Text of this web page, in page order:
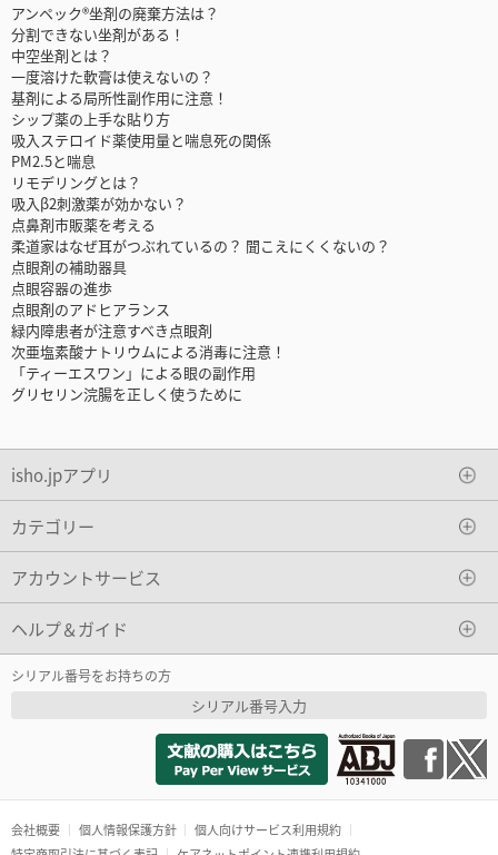
アンペック®坐剤の廃棄方法は？
分割できない坐剤がある！
中空坐剤とは？
一度溶けた軟膏は使えないの？
基剤による局所性副作用に注意！
シップ薬の上手な貼り方
吸入ステロイド薬使用量と喘息死の関係
PM2.5と喘息
リモデリングとは？
吸入β2刺激薬が効かない？
点鼻剤市販薬を考える
柔道家はなぜ耳がつぶれているの？ 聞こえにくくないの？
点眼剤の補助器具
点眼容器の進歩
点眼剤のアドヒアランス
緑内障患者が注意すべき点眼剤
次亜塩素酸ナトリウムによる消毒に注意！
「ティーエスワン」による眼の副作用
グリセリン浣腸を正しく使うために
isho.jpアプリ
カテゴリー
アカウントサービス
ヘルプ＆ガイド
シリアル番号をお持ちの方
シリアル番号入力
会社概要 個人情報保護方針
個人向けサービス利用規約